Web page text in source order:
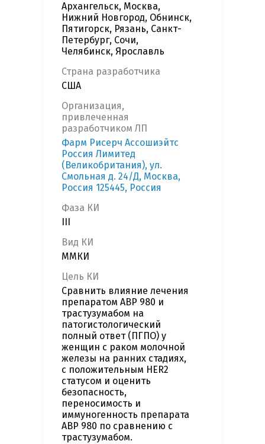
Архангельск, Москва,
Нижний Новгород, Обнинск,
Пятигорск, Рязань, Санкт-
Петербург, Сочи,
Челябинск, Ярославль
Страна разработчика
США
Организация,
привлеченная
разработчиком ЛП
Фарм Рисерч Ассошиэйтс
Россия Лимитед
(Великобритания), ул.
Смольная д. 24/Д, Москва,
Россия 125445, Россия
Фаза КИ
Вид КИ
ММКИ
Цель КИ
Сравнить влияние лечения
препаратом ABP 980 и
трастузумабом на
патогистологический
полный ответ (ПГПО) у
женщин с раком молочной
железы на ранних стадиях,
с положительным HER2
статусом и оценить
безопасность,
переносимость и
иммуногенность препарата
ABP 980 по сравнению с
трастузумабом.